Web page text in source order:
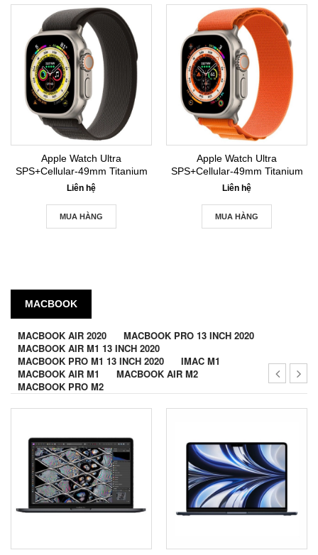
Apple Watch Ultra
SPS+Cellular-49mm Titanium
Case with Trail Loop
Liên hệ
MUA HÀNG
Apple Watch Ultra
SPS+Cellular-49mm Titanium
Case with Alpine Loop- Large
Liên hệ
MUA HÀNG
MACBOOK
MACBOOK AIR 2020
MACBOOK PRO 13 INCH 2020
MACBOOK AIR M1 13 INCH 2020
MACBOOK PRO M1 13 INCH 2020
IMAC M1
MACBOOK AIR M1
MACBOOK AIR M2
MACBOOK PRO M2